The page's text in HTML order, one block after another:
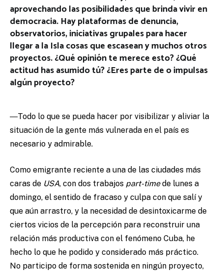
aprovechando las posibilidades que brinda vivir en
democracia. Hay plataformas de denuncia,
observatorios, iniciativas grupales para hacer
llegar a la Isla cosas que escasean y muchos otros
proyectos. ¿Qué opinión te merece esto? ¿Qué
actitud has asumido tú? ¿Eres parte de o impulsas
algún proyecto?
―Todo lo que se pueda hacer por visibilizar y aliviar la
situación de la gente más vulnerada en el país es
necesario y admirable.
Como emigrante reciente a una de las ciudades más
caras de USA, con dos trabajos part-timede lunes a
domingo, el sentido de fracaso y culpa con que salí y
que aún arrastro, y la necesidad de desintoxicarme de
ciertos vicios de la percepción para reconstruir una
relación más productiva con el fenómeno Cuba, he
hecho lo que he podido y considerado más práctico.
No participo de forma sostenida en ningún proyecto,